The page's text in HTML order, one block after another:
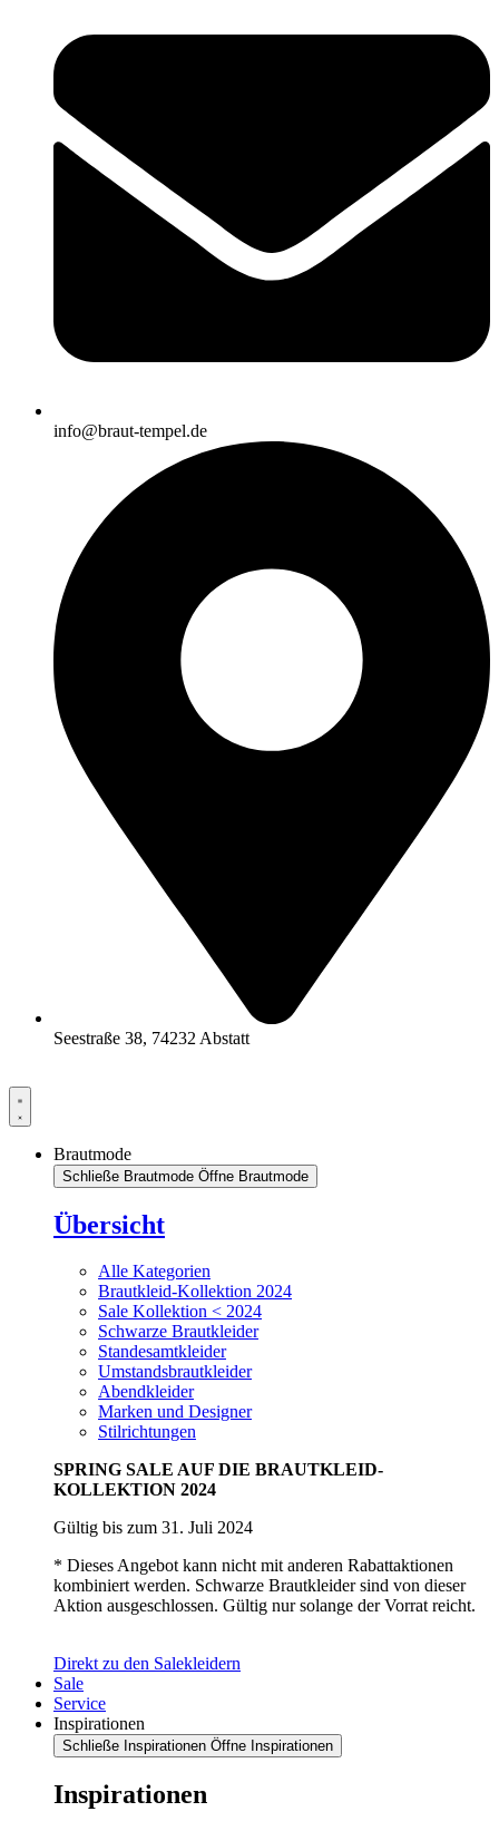
info@braut-tempel.de
Seestraße 38, 74232 Abstatt
Brautmode
Schließe Brautmode Öffne Brautmode
Übersicht
Alle Kategorien
Brautkleid-Kollektion 2024
Sale Kollektion < 2024
Schwarze Brautkleider
Standesamtkleider
Umstandsbrautkleider
Abendkleider
Marken und Designer
Stilrichtungen
SPRING SALE AUF DIE BRAUTKLEID-
KOLLEKTION 2024
Gültig bis zum 31. Juli 2024
* Dieses Angebot kann nicht mit anderen Rabattaktionen
kombiniert werden. Schwarze Brautkleider sind von dieser
Aktion ausgeschlossen. Gültig nur solange der Vorrat reicht.
Direkt zu den Salekleidern
Sale
Service
Inspirationen
Schließe Inspirationen Öffne Inspirationen
Inspirationen